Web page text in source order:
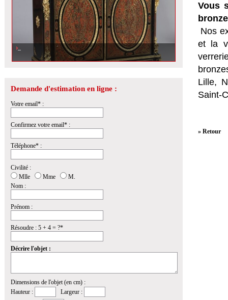
Demande d'estimation en ligne :
Votre email* :
Confirmez votre email* :
Téléphone* :
Civilité :
Mlle
Mme
M.
Nom :
Prénom :
Résoudre : 5 + 4 = ?*
Décrire l'objet :
Dimensions de l'objet (en cm) :
Hauteur :
Largeur :
Vous
Nos
et la
Lille,
Saint-
» Retour